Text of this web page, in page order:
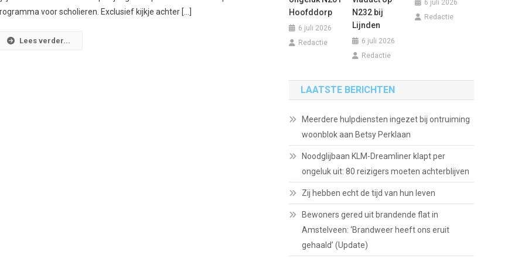
voor scholieren. Exclusief kijkje achter […]
Lees verder...
Hoofddorp
6 juli 2026
Redactie
N232 bij
Lijnden
6 juli 2026
Redactie
6 juli 2026
Redactie
LAATSTE BERICHTEN
Meerdere hulpdiensten ingezet bij ontruiming
woonblok aan Betsy Perklaan
Noodglijbaan KLM-Dreamliner klapt per
ongeluk uit: 80 reizigers moeten achterblijven
Zij hebben echt de tijd van hun leven
Bewoners gered uit brandende flat in
Amstelveen: ‘Brandweer heeft ons eruit
gehaald’ (Update)